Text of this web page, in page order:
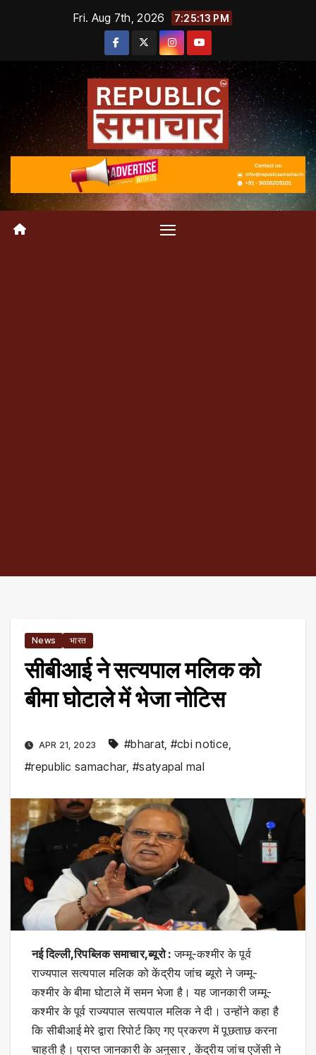
Fri. Aug 7th, 2026 7:25:14 PM
News भारत
सीबीआई ने सत्यपाल मलिक को
बीमा घोटाले में भेजा नोटिस
APR 21, 2023 #bharat, #cbi notice,
#republic samachar,#satyapal mal
नई दिल्ली,रिपब्लिक समाचार,ब्यूरो :जम्मू-कश्मीर के पूर्व
राज्यपाल सत्यपाल मलिक को केंद्रीय जांच ब्यूरो ने जम्मू-
कश्मीर के बीमा घोटाले में समन भेजा है। यह जानकारी जम्मू-
कश्मीर के पूर्व राज्यपाल सत्यपाल मलिक ने दी। उन्होंने कहा है
कि सीबीआई मेरे द्वारा रिपोर्ट किए गए प्रकरण में पूछताछ करना
चाहती है। प्राप्त जानकारी के अनुसार , केंद्रीय जांच एजेंसी ने